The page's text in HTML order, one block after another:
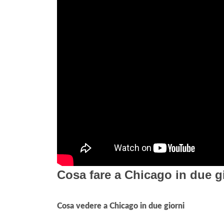
Cosa fare a Chicago in due
Cosa vedere a Chicago in due giorni